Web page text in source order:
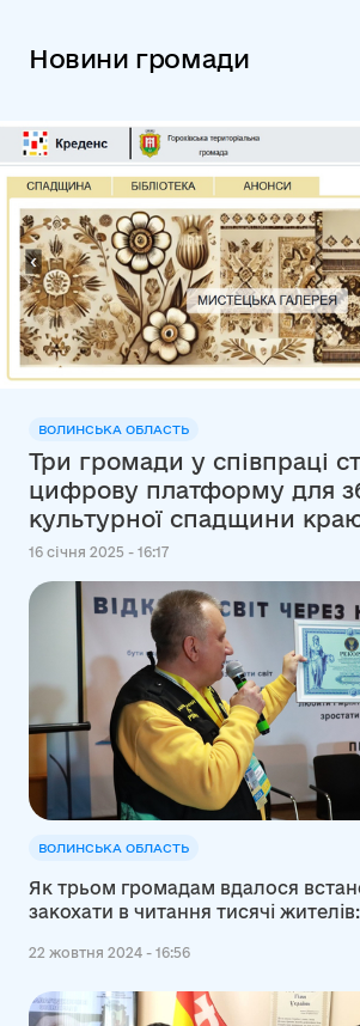
Новини громади
ВОЛИНСЬКА ОБЛАСТЬ
Три громади у співпраці
цифрову платформу для
культурної спадщини
16 січня 2025 - 16:17
ВОЛИНСЬКА ОБЛАСТЬ
Як трьом громадам вдалося
закохати в читання тисячі
22 жовтня 2024 - 16:56